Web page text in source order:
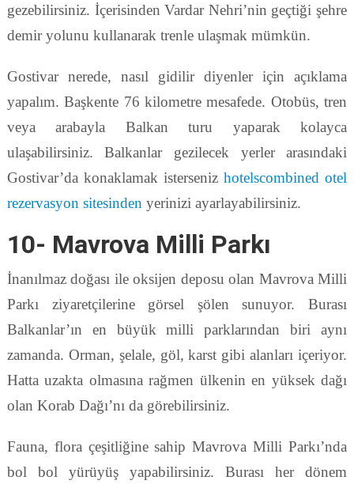
gezebilirsiniz. İçerisinden Vardar Nehri’nin geçtiği şehre
demir yolunu kullanarak trenle ulaşmak mümkün.
Gostivar nerede, nasıl gidilir diyenler için açıklama
yapalım. Başkente 76 kilometre mesafede. Otobüs, tren
veya arabayla Balkan turu yaparak kolayca
ulaşabilirsiniz. Balkanlar gezilecek yerler arasındaki
Gostivar’da konaklamak istersenizhotelscombined otel
rezervasyon sitesindenyerinizi ayarlayabilirsiniz.
10- Mavrova Milli Parkı
İnanılmaz doğası ile oksijen deposu olan Mavrova Milli
Parkı ziyaretçilerine görsel şölen sunuyor. Burası
Balkanlar’ın en büyük milli parklarından biri aynı
zamanda. Orman, şelale, göl, karst gibi alanları içeriyor.
Hatta uzakta olmasına rağmen ülkenin en yüksek dağı
olan Korab Dağı’nı da görebilirsiniz.
Fauna, flora çeşitliğine sahip Mavrova Milli Parkı’nda
bol bol yürüyüş yapabilirsiniz. Burası her dönem